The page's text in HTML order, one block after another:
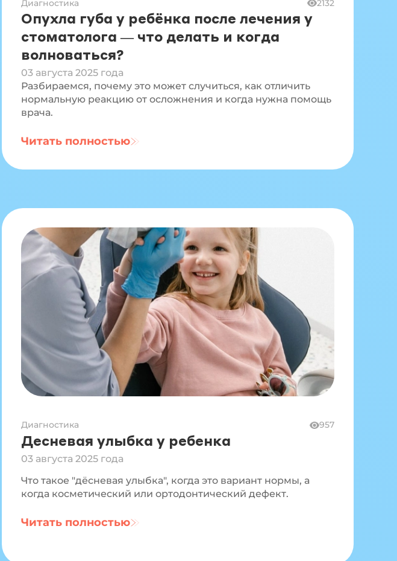
Диагностика 2132
Опухла губа у ребёнка после лечения у
стоматолога — что делать и когда
волноваться?
03 августа 2025 года
Разбираемся, почему это может случиться, как отличить
нормальную реакцию от осложнения и когда нужна помощь
врача.
Читать полностью
Диагностика 957
Десневая улыбка у ребенка
03 августа 2025 года
Что такое "дёсневая улыбка", когда это вариант нормы, а
когда косметический или ортодонтический дефект.
Читать полностью